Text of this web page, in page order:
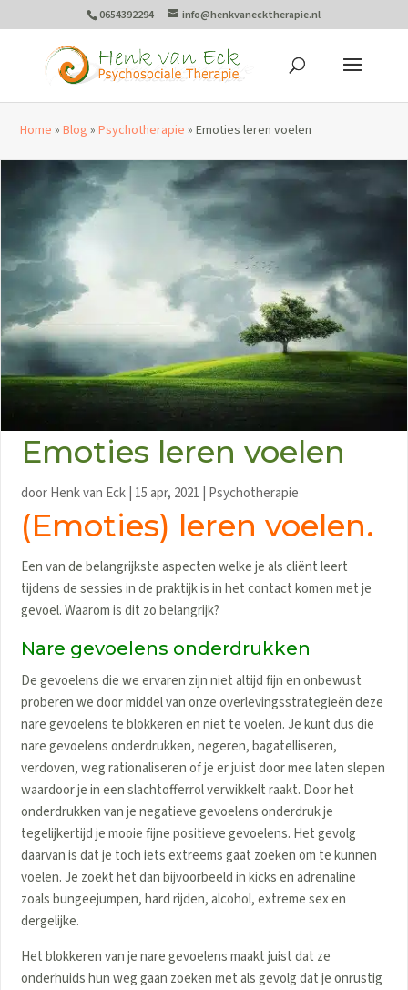
0654392294 info@henkvanecktherapie.nl
Home »Blog »Psychotherapie »Emoties leren voelen
Emoties leren voelen
doorHenk van Eck 15 apr, 2021 Psychotherapie
(Emoties) leren voelen.
Een van de belangrijkste aspecten welke je als cliënt leert
tijdens de sessies in de praktijk is in het contact komen met je
gevoel. Waarom is dit zo belangrijk?
Nare gevoelens onderdrukken
De gevoelens die we ervaren zijn niet altijd fijn en onbewust
proberen we door middel van onze overlevingsstrategieën deze
nare gevoelens te blokkeren en niet te voelen. Je kunt dus die
nare gevoelens onderdrukken, negeren, bagatelliseren,
verdoven, weg rationaliseren of je er juist door mee laten slepen
waardoor je in een slachtofferrol verwikkelt raakt. Door het
onderdrukken van je negatieve gevoelens onderdruk je
tegelijkertijd je mooie fijne positieve gevoelens. Het gevolg
daarvan is dat je toch iets extreems gaat zoeken om te kunnen
voelen. Je zoekt het dan bijvoorbeeld in kicks en adrenaline
zoals bungeejumpen, hard rijden, alcohol, extreme sex en
dergelijke.
Het blokkeren van je nare gevoelens maakt juist dat ze
onderhuids hun weg gaan zoeken met als gevolg dat je onrustig